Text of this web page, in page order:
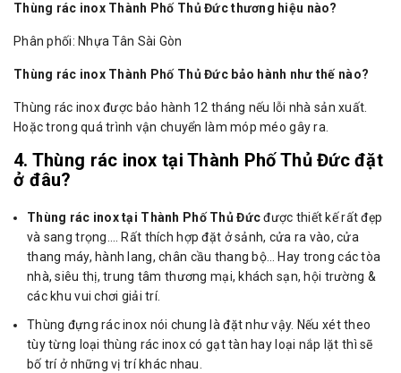
Thùng rác inox Thành Phố Thủ Đức thương hiệu nào?
Phân phối: Nhựa Tân Sài Gòn
Thùng rác inox Thành Phố Thủ Đức bảo hành như thế nào?
Thùng rác inox được bảo hành 12 tháng nếu lỗi nhà sản xuất.
Hoặc trong quá trình vận chuyển làm móp méo gây ra.
4. Thùng rác inox tại Thành Phố Thủ Đức đặt
ở đâu?
Thùng rác inox tại Thành Phố Thủ Đứcđược thiết kế rất đẹp
và sang trọng…. Rất thích hợp đặt ở sảnh, cửa ra vào, cửa
thang máy, hành lang, chân cầu thang bộ… Hay trong các tòa
nhà, siêu thị, trung tâm thương mại, khách sạn, hội trường &
các khu vui chơi giải trí.
Thùng đựng rác inox nói chung là đặt như vậy. Nếu xét theo
tùy từng loại thùng rác inox có gạt tàn hay loại nắp lặt thì sẽ
bố trí ở những vị trí khác nhau.